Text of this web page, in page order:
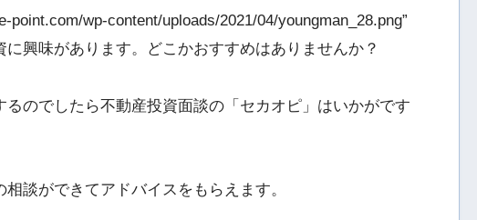
point.com/wp-content/uploads/2021/04/youngman_28.png”
に興味があります。どこかおすすめはありませんか？
のでしたら不動産投資面談の「セカオピ」はいかがです
談ができてアドバイスをもらえます。